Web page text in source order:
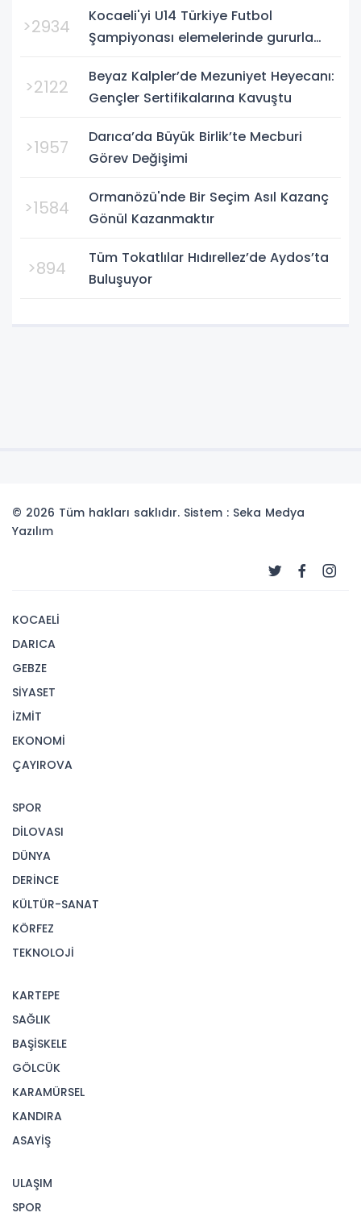
>2934
Kocaeli'yi U14 Türkiye Futbol
Şampiyonası elemelerinde gururla
Bursa'da oynanan yarı final...
>2122
Beyaz Kalpler’de Mezuniyet Heyecanı:
Gençler Sertifikalarına Kavuştu
>1957
Darıca’da Büyük Birlik’te Mecburi
Görev Değişimi
>1584
Ormanözü'nde Bir Seçim Asıl Kazanç
Gönül Kazanmaktır
>894
Tüm Tokatlılar Hıdırellez’de Aydos’ta
Buluşuyor
© 2026 Tüm hakları saklıdır. Sistem : Seka Medya
Yazılım
KOCAELİ
DARICA
GEBZE
SİYASET
İZMİT
EKONOMİ
ÇAYIROVA
SPOR
DİLOVASI
DÜNYA
DERİNCE
KÜLTÜR-SANAT
KÖRFEZ
TEKNOLOJİ
KARTEPE
SAĞLIK
BAŞİSKELE
GÖLCÜK
KARAMÜRSEL
KANDIRA
ASAYİŞ
ULAŞIM
SPOR